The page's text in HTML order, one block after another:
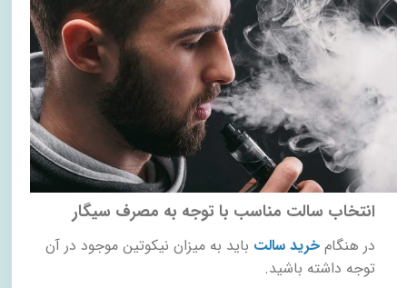
انتخاب سالت مناسب با توجه به مصرف سیگار
در هنگام خرید سالت باید به میزان نیکوتین موجود در آن
توجه داشته باشید.